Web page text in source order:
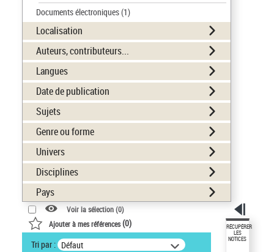
Documents électroniques(1)
Localisation
Auteurs, contributeurs...
Langues
Date de publication
Sujets
Genre ou forme
Univers
Disciplines
Pays
Voir la sélection (0)
Ajouter à mes références(0)
Tri par : Défaut
RÉCUPÉRER
LES
NOTICES